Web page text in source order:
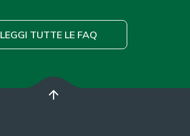
LEGGI TUTTE LE FAQ
arrow_upward